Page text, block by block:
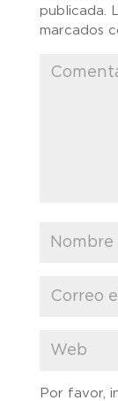
publicada.
marcados
Por favor,